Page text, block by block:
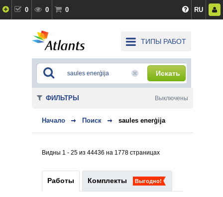
0 0 0 RU
ТИПЫ РАБОТ
Искать
Начало Поиск saules enerģija
Видны 1 - 25 из 44436 на 1778 страницах
Работы Комплекты Выгодно!
ФИЛЬТРЫ Выключены